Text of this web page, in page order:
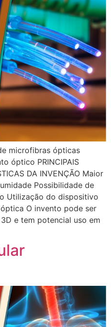
microfibras ópticas
óptico PRINCIPAIS
DA INVENÇÃO Maior
Possibilidade de
Utilização do dispositivo
O invento pode ser
e tem potencial uso em